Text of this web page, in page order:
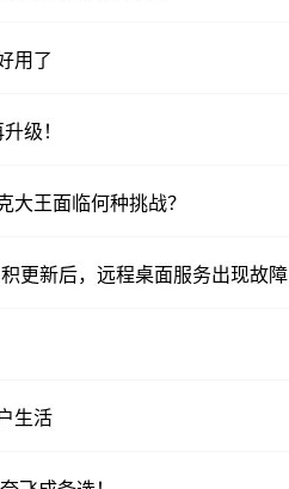
用了
级！
大王面临何种挑战？
积更新后，远程桌面服务出现故障
生活